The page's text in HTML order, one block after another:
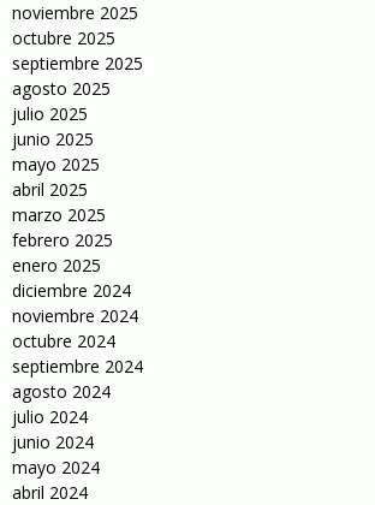
noviembre 2025
octubre 2025
septiembre 2025
agosto 2025
julio 2025
junio 2025
mayo 2025
abril 2025
marzo 2025
febrero 2025
enero 2025
diciembre 2024
noviembre 2024
octubre 2024
septiembre 2024
agosto 2024
julio 2024
junio 2024
mayo 2024
abril 2024